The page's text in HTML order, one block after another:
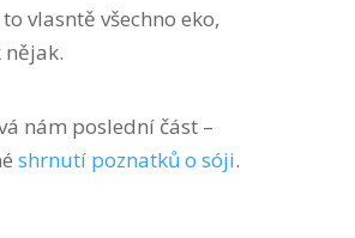
vlasntě všechno eko,
nějak.
nám poslední část –
shrnutí poznatků o sóji.